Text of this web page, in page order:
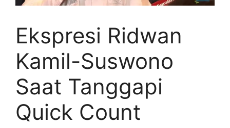
Ekspresi Ridwan
Kamil-Suswono
Saat Tanggapi
Quick Count